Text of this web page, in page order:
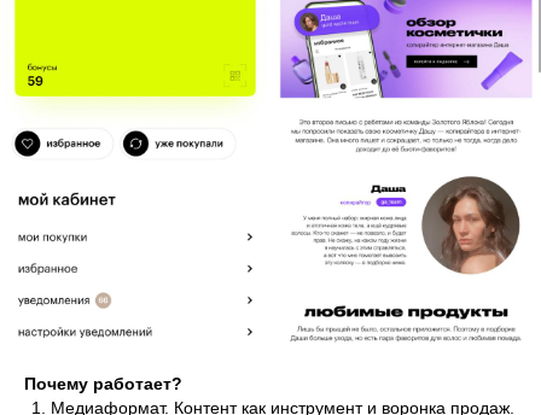
Почему работает?
Медиаформат. Контент как инструмент и воронка продаж.